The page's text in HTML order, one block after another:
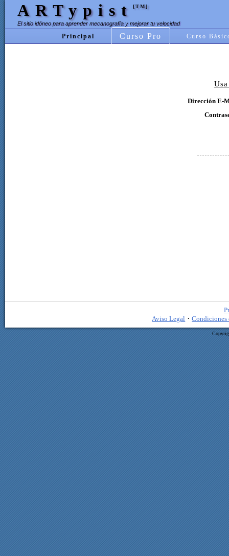
ARTypist [TM]
El sitio idóneo para aprender mecanografía y mejorar tu velocidad
Principal Curso Pro Curso
Dirección E-
Aviso Legal ·Condiciones